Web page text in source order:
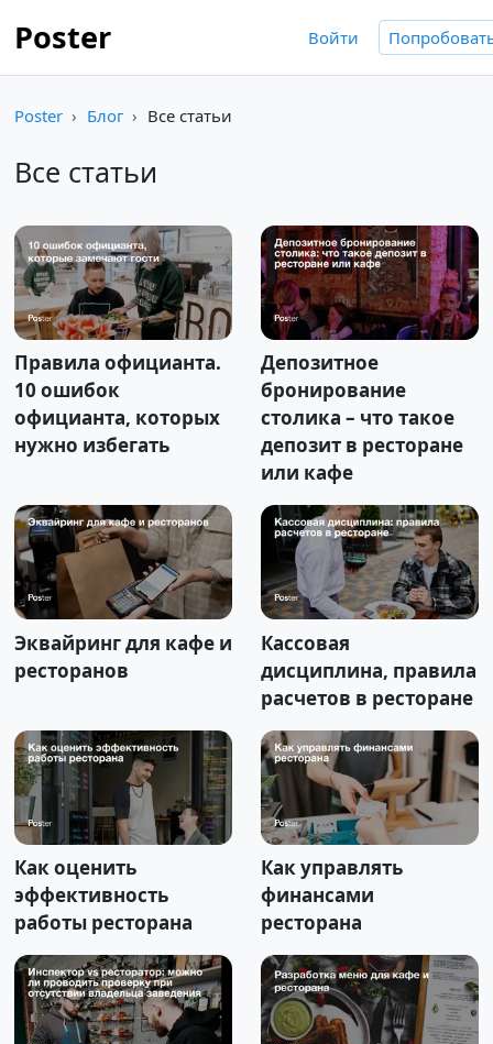
Poster Войти
Poster Блог Все статьи
Все статьи
Правила официанта.
10 ошибок
официанта, которых
нужно избегать
Депозитное
бронирование
столика – что такое
депозит в ресторане
или кафе
Эквайринг для кафе и
ресторанов
Кассовая
дисциплина, правила
расчетов в ресторане
Как оценить
эффективность
работы ресторана
Как управлять
финансами
ресторана